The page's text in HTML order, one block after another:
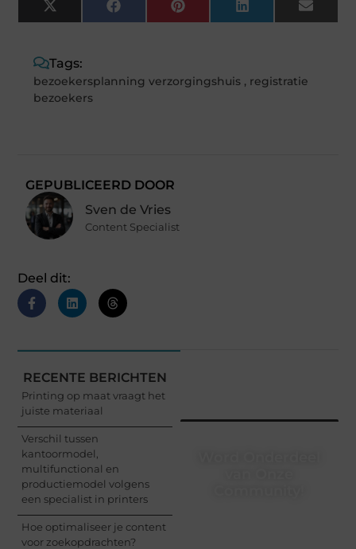
X
(Twitter)
FacebookPinterestLinkedIn Email
Tags:
bezoekersplanning verzorgingshuis , registratie
bezoekers
GEPUBLICEERD DOOR
Sven de Vries
Content Specialist
Deel dit:
RECENTE BERICHTEN
Printing op maat vraagt het
juiste materiaal
Verschil tussen
kantoormodel,
multifunctional en
productiemodel volgens
een specialist in printers
Hoe optimaliseer je content
voor zoekopdrachten?